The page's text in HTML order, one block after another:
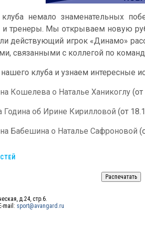
немало знаменательных
тренеры. Мы открываем новую
действующий игрок «Динамо»
связанными с коллегой по
клуба и узнаем интересные
Кошелева о Наталье Ханикоглу
Година об Ирине Кирилловой (от
Бабешина о Наталье Сафроновой
д.24, стр.6.
mail: sport@avangard.ru